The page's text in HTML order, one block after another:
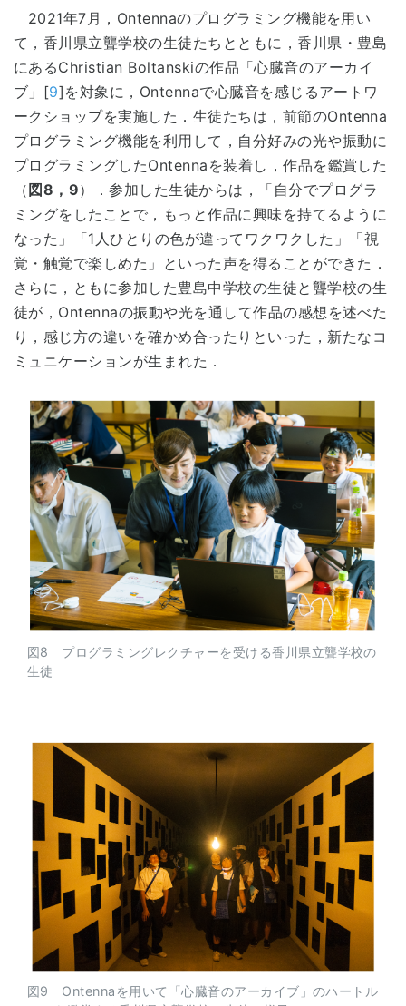
2021年7月，Ontennaのプログラミング機能を用い
て，香川県立聾学校の生徒たちとともに，香川県・豊島
にあるChristian Boltanskiの作品「心臓音のアーカイ
ブ」[9]を対象に，Ontennaで心臓音を感じるアートワ
ークショップを実施した．生徒たちは，前節のOntenna
プログラミング機能を利用して，自分好みの光や振動に
プログラミングしたOntennaを装着し，作品を鑑賞した
（図8，9）．参加した生徒からは，「自分でプログラ
ミングをしたことで，もっと作品に興味を持てるように
なった」「1人ひとりの色が違ってワクワクした」「視
覚・触覚で楽しめた」といった声を得ることができた．
さらに，ともに参加した豊島中学校の生徒と聾学校の生
徒が，Ontennaの振動や光を通して作品の感想を述べた
り，感じ方の違いを確かめ合ったりといった，新たなコ
ミュニケーションが生まれた．
図8 プログラミングレクチャーを受ける香川県立聾学校の
生徒
図9 Ontennaを用いて「心臓音のアーカイブ」のハートル